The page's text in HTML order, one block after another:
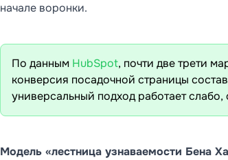
начале воронки.
По данным HubSpot, почти две трети
конверсия посадочной страницы
универсальный подход работает слабо,
Модель «лестница узнаваемости Бена